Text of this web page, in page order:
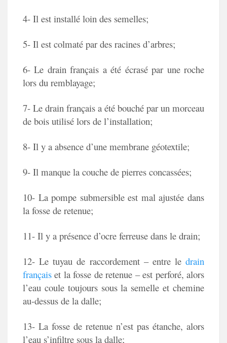
4- Il est installé loin des semelles;
5- Il est colmaté par des racines d’arbres;
6- Le drain français a été écrasé par une roche
lors du remblayage;
7- Le drain français a été bouché par un morceau
de bois utilisé lors de l’installation;
8- Il y a absence d’une membrane géotextile;
9- Il manque la couche de pierres concassées;
10- La pompe submersible est mal ajustée dans
la fosse de retenue;
11- Il y a présence d’ocre ferreuse dans le drain;
12- Le tuyau de raccordement – entre le drain
français et la fosse de retenue – est perforé, alors
l’eau coule toujours sous la semelle et chemine
au-dessus de la dalle;
13- La fosse de retenue n’est pas étanche, alors
l’eau s’infiltre sous la dalle;